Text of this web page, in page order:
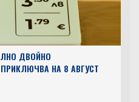
ДВОЙНО
НА 8 АВГУСТ